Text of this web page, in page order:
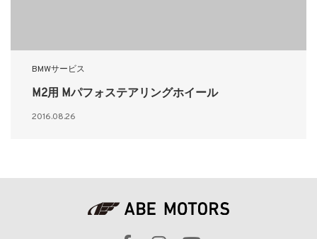
BMWサービス
M2用 Mパフォステアリングホイール
2016.08.26